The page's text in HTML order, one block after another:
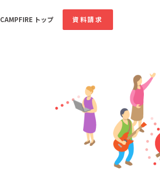
CAMPFIRE トップ 資料請求
新着のコミュニティ
舞台・パフォーマンス